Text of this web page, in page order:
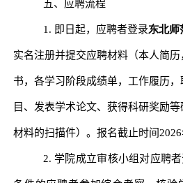
五、应聘流程
1. 即日起，应聘者登录东北师
实名注册并提交应聘材料（本人简
书，各学习阶段成绩单，工作履历
目、发表学术论文、获得科研奖励
材料的扫描件）。报名截止时间 2026
2.学院成立审核小组对应聘